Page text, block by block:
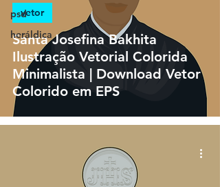
psd
heráldica
Santa Josefina Bakhita
Ilustração Vetorial Colorida
Minimalista | Download Vetor
Colorido em EPS
vetor